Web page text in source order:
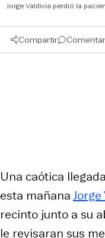
Jorge Valdivia perdió la
Compartir
Una caótica
esta mañana
recinto junto a su
le revisaran sus